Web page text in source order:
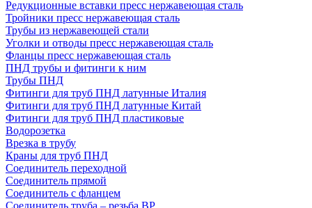
Редукционные вставки пресс нержавеющая сталь
Тройники пресс нержавеющая сталь
Трубы из нержавеющей стали
Уголки и отводы пресс нержавеющая сталь
Фланцы пресс нержавеющая сталь
ПНД трубы и фитинги к ним
Трубы ПНД
Фитинги для труб ПНД латунные Италия
Фитинги для труб ПНД латунные Китай
Фитинги для труб ПНД пластиковые
Водорозетка
Врезка в трубу
Краны для труб ПНД
Соединитель переходной
Соединитель прямой
Соединитель с фланцем
Соединитель труба – резьба ВР